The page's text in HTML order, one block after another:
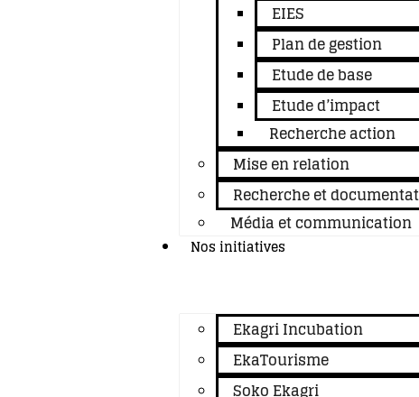
EIES
Plan de gestion
Etude de base
Etude d’impact
Recherche action
Mise en relation
Recherche et
Média et communication
Nos initiatives
Ekagri Incubation
EkaTourisme
Soko Ekagri